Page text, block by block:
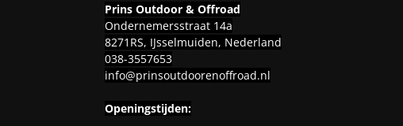
Prins Outdoor & Offroad
Ondernemersstraat 14a
8271RS, IJsselmuiden, Nederland
038-3557653
info@prinsoutdoorenoffroad.nl
Openingstijden: